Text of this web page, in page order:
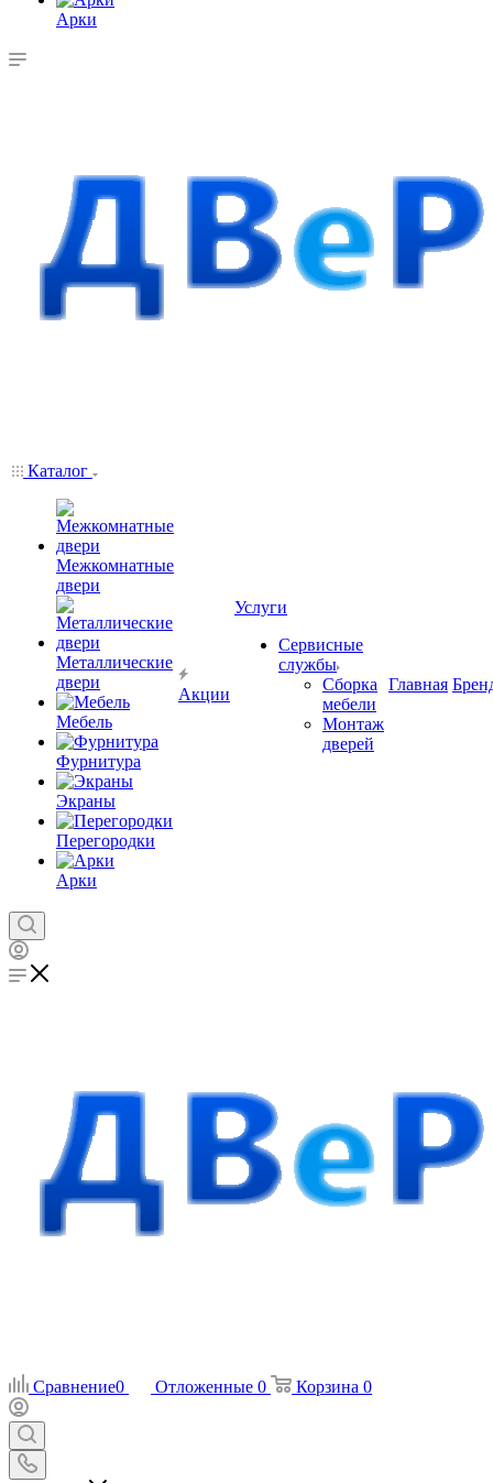
Арки
Каталог
Межкомнатные
двери
Металлические
двери
Мебель
Фурнитура
Экраны
Перегородки
Арки
Акции
Услуги
Сервисные
службы
Сборка
мебели
Монтаж
дверей
Главная
Сравнение0 Отложенные 0 Корзина 0